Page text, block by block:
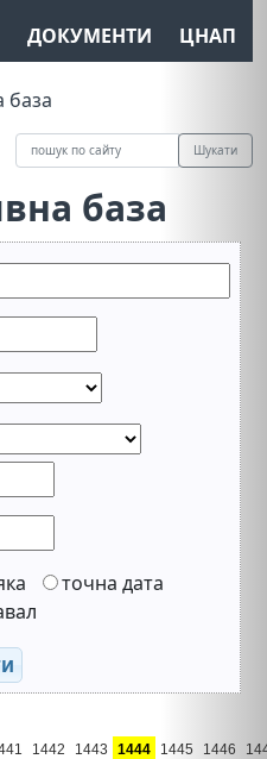
ДОКУМЕНТИ ЦНАП
база
Шукати
база
точна дата
1442 1443 1444 1445 1446